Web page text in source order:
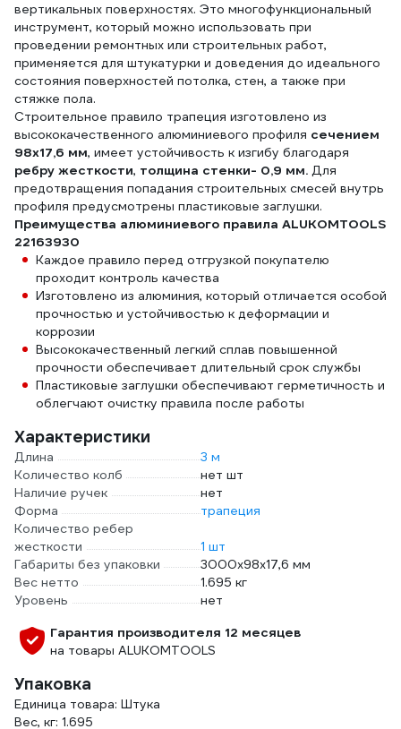
вертикальных поверхностях. Это многофункциональный
инструмент, который можно использовать при
проведении ремонтных или строительных работ,
применяется для штукатурки и доведения до идеального
состояния поверхностей потолка, стен, а также при
стяжке пола.
Строительное правило трапеция изготовлено из
высококачественного алюминиевого профиля сечением
98х17,6 мм, имеет устойчивость к изгибу благодаря
ребру жесткости, толщина стенки- 0,9 мм. Для
предотвращения попадания строительных смесей внутрь
профиля предусмотрены пластиковые заглушки.
Преимущества алюминиевого правила ALUKOMTOOLS
22163930
Каждое правило перед отгрузкой покупателю
проходит контроль качества
Изготовлено из алюминия, который отличается особой
прочностью и устойчивостью к деформации и
коррозии
Высококачественный легкий сплав повышенной
прочности обеспечивает длительный срок службы
Пластиковые заглушки обеспечивают герметичность и
облегчают очистку правила после работы
Характеристики
Длина
3 м
Количество колб
нет шт
Наличие ручек
нет
Форма
трапеция
Количество ребер
жесткости
1 шт
Габариты без упаковки
3000х98х17,6 мм
Вес нетто
1.695 кг
Уровень
нет
Гарантия производителя 12 месяцев
на товары ALUKOMTOOLS
Упаковка
Единица товара: Штука
Вес, кг: 1.695